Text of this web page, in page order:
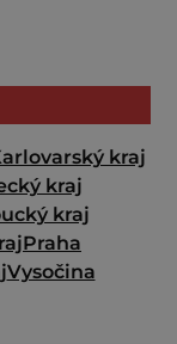
kraj
kraj
kraj
Praha
Vysočina